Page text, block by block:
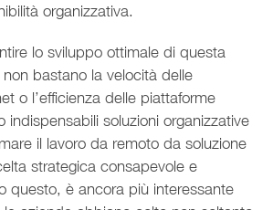
organizzativa.
lo sviluppo ottimale di questa
bastano la velocità delle
o l’efficienza delle piattaforme
indispensabili soluzioni organizzative
il lavoro da remoto da soluzione
strategica consapevole e
questo, è ancora più interessante